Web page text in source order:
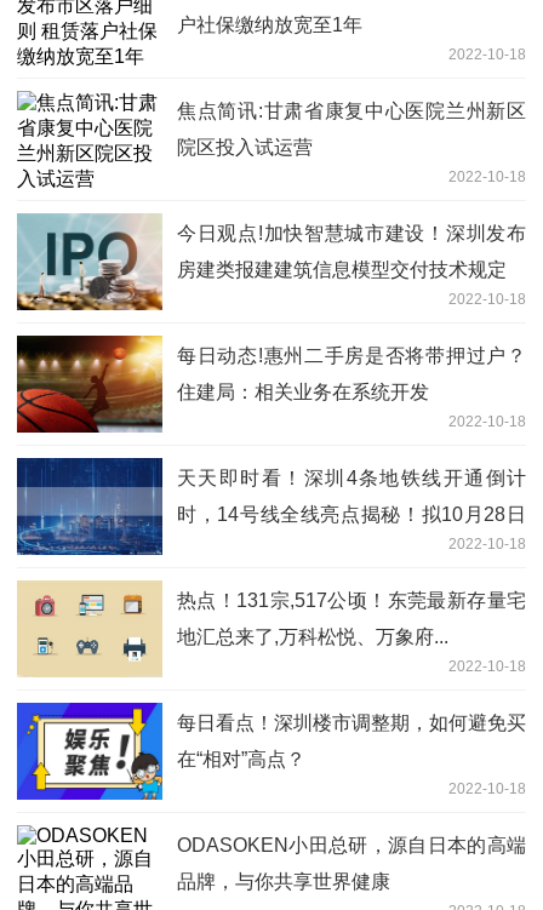
户社保缴纳放宽至1年
2022-10-18
焦点简讯:甘肃省康复中心医院兰州新区
院区投入试运营
2022-10-18
今日观点!加快智慧城市建设！深圳发布
房建类报建建筑信息模型交付技术规定
2022-10-18
每日动态!惠州二手房是否将带押过户？
住建局：相关业务在系统开发
2022-10-18
天天即时看！深圳4条地铁线开通倒计
时，14号线全线亮点揭秘！拟10月28日
2022-10-18
热点！131宗,517公顷！东莞最新存量宅
地汇总来了,万科松悦、万象府...
2022-10-18
每日看点！深圳楼市调整期，如何避免买
在“相对”高点？
2022-10-18
ODASOKEN小田总研，源自日本的高端
品牌，与你共享世界健康